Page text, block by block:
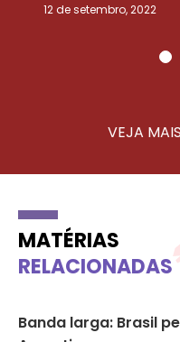
12 de setembro, 2022
VEJA
MATÉRIAS
RELACIONADAS
Banda larga: Brasil